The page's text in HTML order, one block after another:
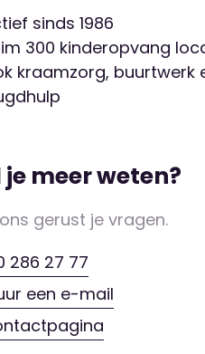
sinds 1986
300 kinderopvang
kraamzorg, buurtwerk
je meer weten?
gerust je vragen.
286 27 77
een e-mail